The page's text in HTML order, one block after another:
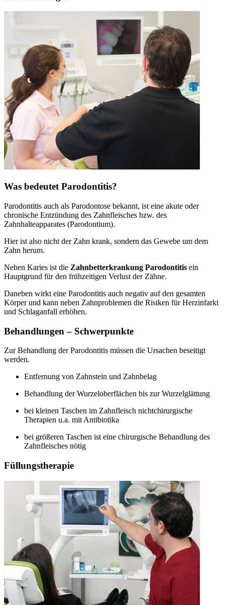
Was bedeutet Parodontitis?
Parodontitis auch als Parodontose bekannt, ist eine akute oder
chronische Entzündung des Zahnfleisches bzw. des
Zahnhalteapparates (Parodontium).
Hier ist also nicht der Zahn krank, sondern das Gewebe um dem
Zahn herum.
Neben Karies ist die Zahnbetterkrankung Parodontitis ein
Hauptgrund für den frühzeitigen Verlust der Zähne.
Daneben wirkt eine Parodontitis auch negativ auf den gesamten
Körper und kann neben Zahnproblemen die Risiken für Herzinfarkt
und Schlaganfall erhöhen.
Behandlungen – Schwerpunkte
Zur Behandlung der Parodontitis müssen die Ursachen beseitigt
werden.
Entfernung von Zahnstein und Zahnbelag
Behandlung der Wurzeloberflächen bis zur Wurzelglättung
bei kleinen Taschen im Zahnfleisch nichtchirurgische
Therapien u.a. mit Antibiotika
bei größeren Taschen ist eine chirurgische Behandlung des
Zahnfleisches nötig
Füllungstherapie